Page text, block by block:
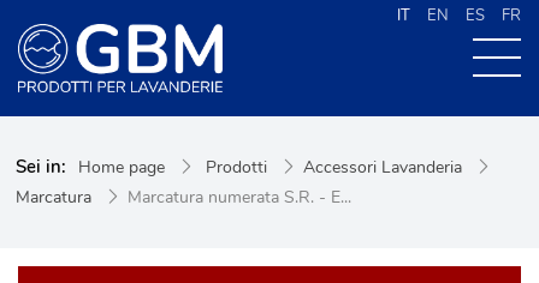
IT EN ES FR
PRODOTTI
CONTATTI
Sei in: Home page Prodotti
Accessori Lavanderia
Marcatura
Marcatura numerata S.R. - E...